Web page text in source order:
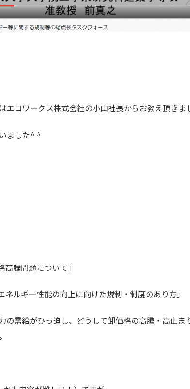
エコワークス株式会社の小山社長からお教え頂きま
ました^ ^
高騰問題について」
ネルギー性能の向上に向けた規制・制度のあり方」
の需給がひっ迫し、どうして卸価格の高騰・高止ま